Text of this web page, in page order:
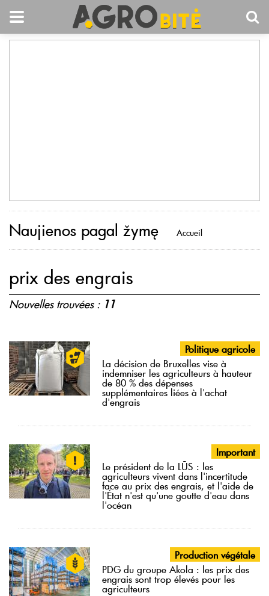
Naujienos pagal žymę Accueil
prix des engrais
Nouvelles trouvées : 11
Politique agricole
La décision de Bruxelles vise à
indemniser les agriculteurs à hauteur
de 80 % des dépenses
supplémentaires liées à l'achat
d'engrais
Important
Le président de la LŪS : les
agriculteurs vivent dans l'incertitude
face au prix des engrais, et l'aide de
l'État n'est qu'une goutte d'eau dans
l'océan
Production végétale
PDG du groupe Akola : les prix des
engrais sont trop élevés pour les
agriculteurs